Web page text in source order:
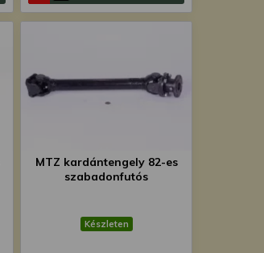
MTZ kardántengely 82-es
szabadonfutós
Készleten